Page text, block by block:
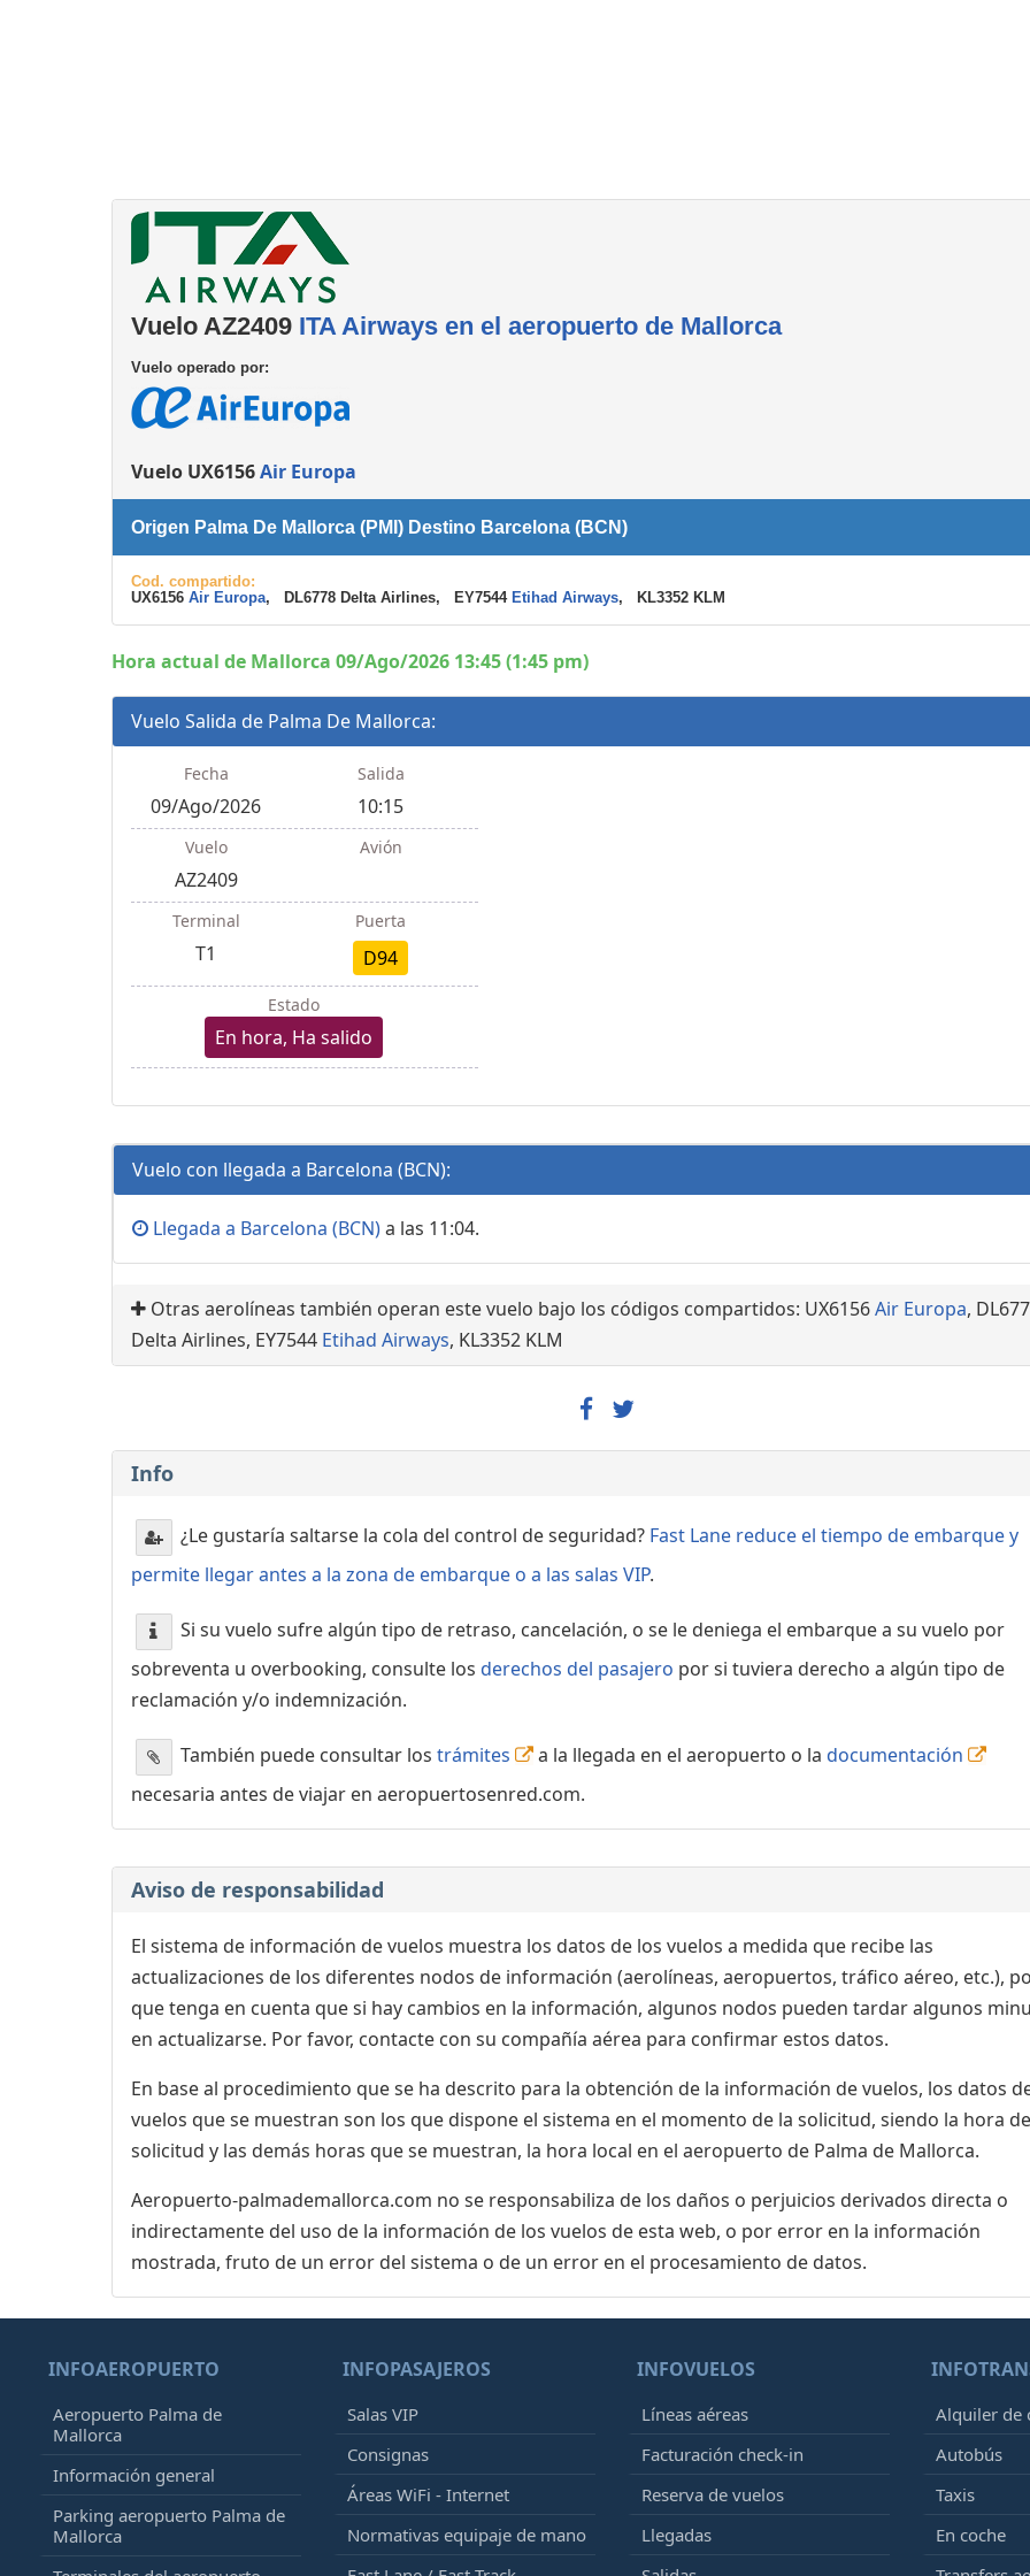
Vuelo AZ2409 ITA Airways en el aeropuerto de Mallorca
Vuelo operado por:
Vuelo UX6156Air Europa
Origen Palma De Mallorca (PMI) Destino Barcelona (BCN)
Cod. compartido:
UX6156 Air Europa, DL6778 Delta Airlines, EY7544 Etihad Airways, KL3352 KLM
Hora actual de Mallorca 09/Ago/2026 13:45 (1:45 pm)
Vuelo Salida de Palma De Mallorca:
Fecha
09/Ago/2026
Salida
10:15
Vuelo
AZ2409
Avión
Terminal
T1
Puerta
D94
Estado
En hora, Ha salido
Vuelo con llegada a Barcelona (BCN):
Llegada a Barcelona (BCN)a las 11:04.
Otras aerolíneas también operan este vuelo bajo los códigos compartidos: UX6156Air Europa,
Delta Airlines, EY7544 Etihad Airways, KL3352 KLM
Info
¿Le gustaría saltarse la cola del control de seguridad? Fast Lane reduce el tiempo de embarque y
permite llegar antes a la zona de embarque o a las salas VIP.
Si su vuelo sufre algún tipo de retraso, cancelación, o se le deniega el embarque a su vuelo por
sobreventa u overbooking, consulte los derechos del pasajero por si tuviera derecho a algún tipo de
reclamación y/o indemnización.
También puede consultar los trámites a la llegada en el aeropuerto o la documentación
necesaria antes de viajar en aeropuertosenred.com.
Aviso de responsabilidad
El sistema de información de vuelos muestra los datos de los vuelos a medida que recibe las
actualizaciones de los diferentes nodos de información (aerolíneas, aeropuertos, tráfico aéreo, etc.),
que tenga en cuenta que si hay cambios en la información, algunos nodos pueden tardar algunos
en actualizarse. Por favor, contacte con su compañía aérea para confirmar estos datos.
En base al procedimiento que se ha descrito para la obtención de la información de vuelos, los datos
vuelos que se muestran son los que dispone el sistema en el momento de la solicitud, siendo la hora
solicitud y las demás horas que se muestran, la hora local en el aeropuerto de Palma de Mallorca.
Aeropuerto-palmademallorca.com no se responsabiliza de los daños o perjuicios derivados directa o
indirectamente del uso de la información de los vuelos de esta web, o por error en la información
mostrada, fruto de un error del sistema o de un error en el procesamiento de datos.
INFOAEROPUERTO
Aeropuerto Palma de
Mallorca
Información general
Parking aeropuerto Palma de
Mallorca
INFOPASAJEROS
Salas VIP
Consignas
Áreas WiFi - Internet
Normativas equipaje de mano
INFOVUELOS
Líneas aéreas
Facturación check-in
Reserva de vuelos
Llegadas
Alquiler de
Autobús
Taxis
En coche